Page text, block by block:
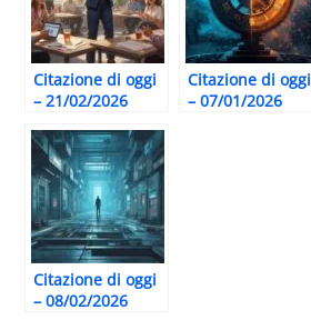
Citazione di oggi
– 21/02/2026
Citazione di oggi
– 07/01/2026
Citazione di oggi
– 08/02/2026